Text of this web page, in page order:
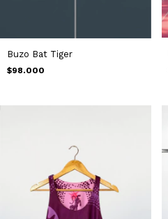
Buzo Bat Tiger
$98.000